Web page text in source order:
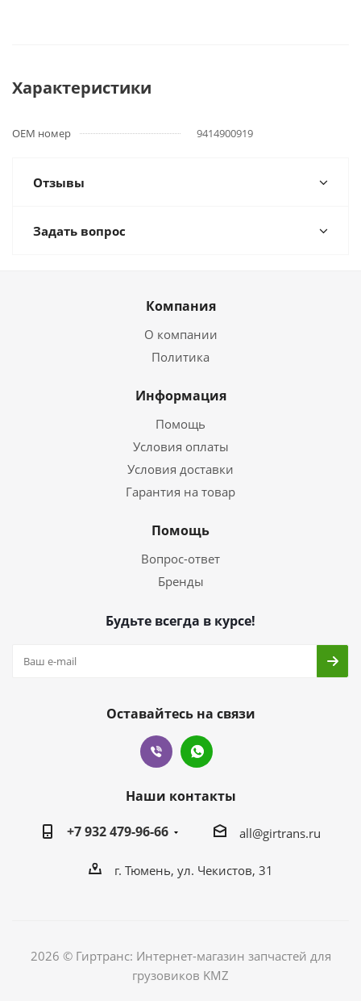
Характеристики
OEM номер 9414900919
Отзывы
Задать вопрос
Компания
О компании
Политика
Информация
Помощь
Условия оплаты
Условия доставки
Гарантия на товар
Помощь
Вопрос-ответ
Бренды
Будьте всегда в курсе!
Оставайтесь на связи
Наши контакты
+7 932 479-96-66
all@girtrans.ru
г. Тюмень, ул. Чекистов, 31
2026 © Гиртранс: Интернет-магазин запчастей для
грузовиков KMZ